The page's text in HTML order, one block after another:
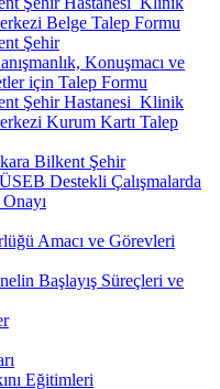
Belge Talep Formu
Şehir
Konuşmacı ve
için Talep Formu
Şehir Hastanesi_Klinik
Kurum Kartı Talep
Bilkent Şehir
Destekli Çalışmalarda
Amacı ve Görevleri
Başlayış Süreçleri ve
Eğitimleri